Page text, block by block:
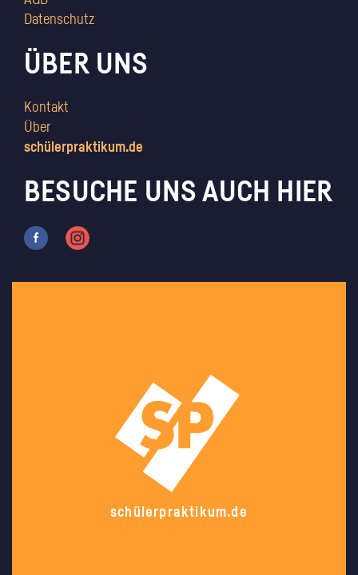
Datenschutz
ÜBER UNS
Kontakt
Über
schülerpraktikum.de
BESUCHE UNS AUCH HIER
schülerpraktikum.de